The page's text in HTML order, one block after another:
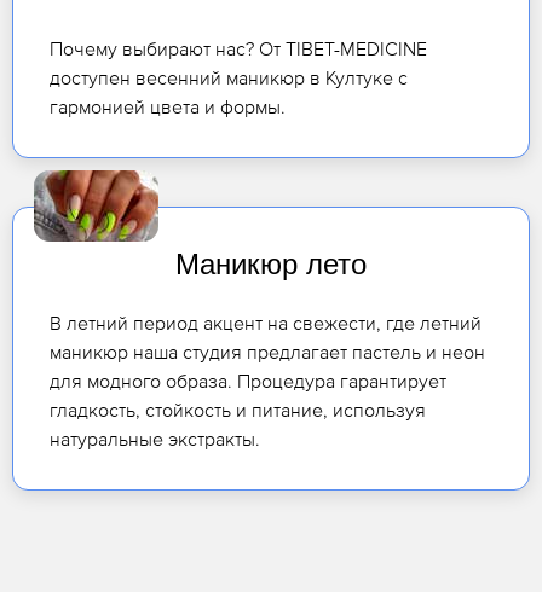
Почему выбирают нас? От TIBET-MEDICINE
доступен весенний маникюр в Култуке с
гармонией цвета и формы.
Маникюр лето
В летний период акцент на свежести, где летний
маникюр наша студия предлагает пастель и неон
для модного образа. Процедура гарантирует
гладкость, стойкость и питание, используя
натуральные экстракты.